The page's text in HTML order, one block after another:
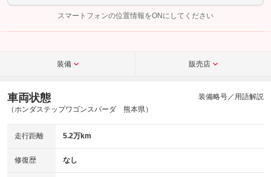
完了してください。
こちら
スマートフォンの位置情報をONにしてください
装備 販売店
車両状態
（ホンダステップワゴンスパーダ 熊本県）
装備略号／用語解説
走行距離 5.2万km
修復歴 なし